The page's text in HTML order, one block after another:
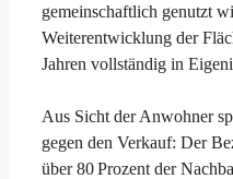
gemeinschaftlich genutzt
Weiterentwicklung der
Jahren vollständig in
Aus Sicht der Anwohner
gegen den Verkauf: Der
über 80 Prozent der